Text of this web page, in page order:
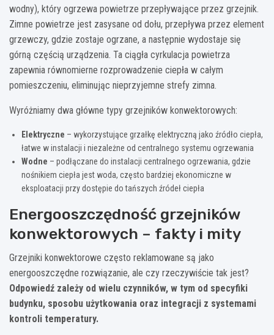
wodny), który ogrzewa powietrze przepływające przez grzejnik.
Zimne powietrze jest zasysane od dołu, przepływa przez element
grzewczy, gdzie zostaje ogrzane, a następnie wydostaje się
górną częścią urządzenia. Ta ciągła cyrkulacja powietrza
zapewnia równomierne rozprowadzenie ciepła w całym
pomieszczeniu, eliminując nieprzyjemne strefy zimna.
Wyróżniamy dwa główne typy grzejników konwektorowych:
Elektryczne – wykorzystujące grzałkę elektryczną jako źródło ciepła,
łatwe w instalacji i niezależne od centralnego systemu ogrzewania
Wodne – podłączane do instalacji centralnego ogrzewania, gdzie
nośnikiem ciepła jest woda, często bardziej ekonomiczne w
eksploatacji przy dostępie do tańszych źródeł ciepła
Energooszczędność grzejników
konwektorowych – fakty i mity
Grzejniki konwektorowe często reklamowane są jako
energooszczędne rozwiązanie, ale czy rzeczywiście tak jest?
Odpowiedź zależy od wielu czynników, w tym od specyfiki
budynku, sposobu użytkowania oraz integracji z systemami
kontroli temperatury.